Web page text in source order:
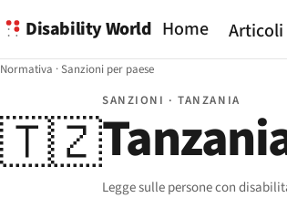
Disability World Home Articoli
Normativa ·Sanzioni per paese
🇹🇿
SANZIONI · TANZANIA
Legge sulle persone con